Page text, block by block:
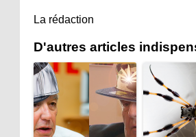
La rédaction
D'autres articles